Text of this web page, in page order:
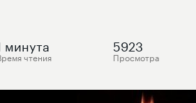
минута
чтения
5923
Просмотра